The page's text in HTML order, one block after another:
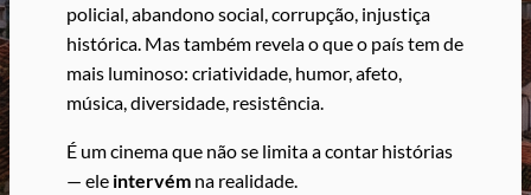
policial, abandono social, corrupção, injustiça
histórica. Mas também revela o que o país tem de
mais luminoso: criatividade, humor, afeto,
música, diversidade, resistência.
É um cinema que não se limita a contar histórias
— ele intervém na realidade.